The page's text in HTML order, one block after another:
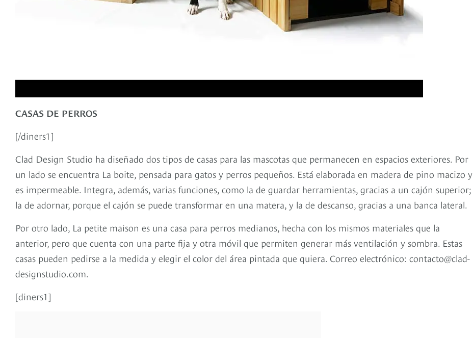
CASAS DE PERROS
[/diners1]
Clad Design Studio ha diseñado dos tipos de casas para las mascotas que permanecen en espacios exteriores. Por
un lado se encuentra La boite, pensada para gatos y perros pequeños. Está elaborada en madera de pino macizo y
es impermeable. Integra, además, varias funciones, como la de guardar herramientas, gracias a un cajón superior;
la de adornar, porque el cajón se puede transformar en una matera, y la de descanso, gracias a una banca lateral.
Por otro lado, La petite maison es una casa para perros medianos, hecha con los mismos materiales que la
anterior, pero que cuenta con una parte fija y otra móvil que permiten generar más ventilación y sombra. Estas
casas pueden pedirse a la medida y elegir el color del área pintada que quiera. Correo electrónico: contacto@clad-
designstudio.com.
[diners1]